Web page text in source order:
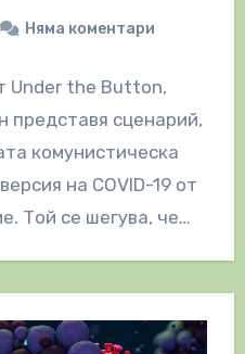
Няма коментари
Under the Button,
представя сценарий,
комунистическа
на COVID-19 от
Той се шегува, че